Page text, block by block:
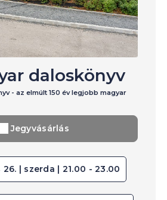
daloskönyv
- az elmúlt 150 év legjobb magyar
Jegyvásárlás
| szerda | 21.00 - 23.00